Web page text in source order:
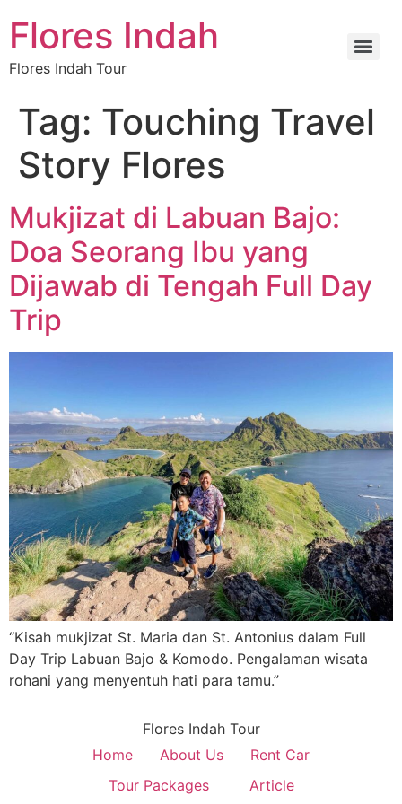
Flores Indah
Flores Indah Tour
Tag: Touching Travel
Story Flores
Mukjizat di Labuan Bajo:
Doa Seorang Ibu yang
Dijawab di Tengah Full Day
Trip
“Kisah mukjizat St. Maria dan St. Antonius dalam Full
Day Trip Labuan Bajo & Komodo. Pengalaman wisata
rohani yang menyentuh hati para tamu.”
Flores Indah Tour
Home
About Us
Rent Car
Tour Packages
Article